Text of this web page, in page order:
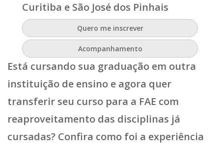
Curitiba e São José dos Pinhais
Quero me inscrever
Acompanhamento
Está cursando sua graduação em outra
instituição de ensino e agora quer
transferir seu curso para a FAE com
reaproveitamento das disciplinas já
cursadas? Confira como foi a experiência